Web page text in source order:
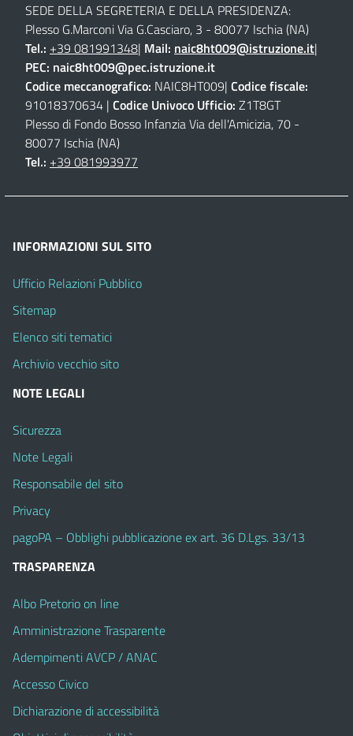
SEDE DELLA SEGRETERIA E DELLA PRESIDENZA:
Plesso G.Marconi Via G.Casciaro, 3 - 80077 Ischia (NA)
Tel.: +39 081991348| Mail: naic8ht009@istruzione.it|
PEC: naic8ht009@pec.istruzione.it
Codice meccanografico: NAIC8HT009| Codice fiscale:
91018370634 | Codice Univoco Ufficio: Z1T8GT
Plesso di Fondo Bosso Infanzia Via dell'Amicizia, 70 -
80077 Ischia (NA)
Tel.: +39 081993977
INFORMAZIONI SUL SITO
Ufficio Relazioni Pubblico
Sitemap
Elenco siti tematici
Archivio vecchio sito
NOTE LEGALI
Sicurezza
Note Legali
Responsabile del sito
Privacy
pagoPA – Obblighi pubblicazione ex art. 36 D.Lgs. 33/13
TRASPARENZA
Albo Pretorio on line
Amministrazione Trasparente
Adempimenti AVCP / ANAC
Accesso Civico
Dichiarazione di accessibilità